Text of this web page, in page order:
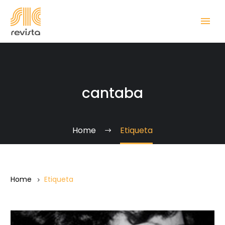
cantaba
Home Etiqueta
Home Etiqueta